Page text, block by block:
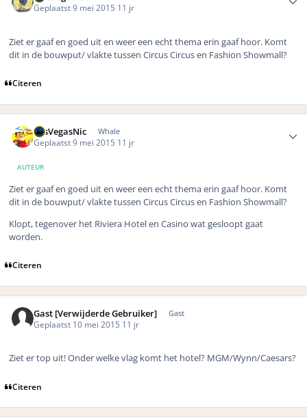
Geplaatst9 mei 2015 11 jr
Ziet er gaaf en goed uit en weer een echt thema erin gaaf hoor. Komt
dit in de bouwput/ vlakte tussen Circus Circus en Fashion Showmall?
Citeren
LasVegasNic Whale
Geplaatst9 mei 2015 11 jr
AUTEUR
Ziet er gaaf en goed uit en weer een echt thema erin gaaf hoor. Komt
dit in de bouwput/ vlakte tussen Circus Circus en Fashion Showmall?
Klopt, tegenover het Riviera Hotel en Casino wat gesloopt gaat
worden.
Citeren
Gast [Verwijderde Gebruiker] Gast
Geplaatst 10 mei 2015 11 jr
Ziet er top uit! Onder welke vlag komt het hotel? MGM/Wynn/Caesars?
Citeren